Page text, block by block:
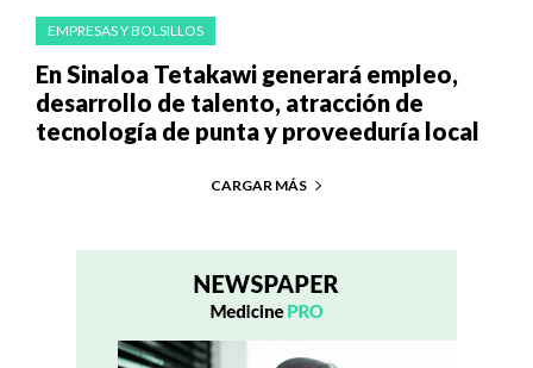
EMPRESAS Y BOLSILLOS
En Sinaloa Tetakawi generará empleo,
desarrollo de talento, atracción de
tecnología de punta y proveeduría local
CARGAR MÁS